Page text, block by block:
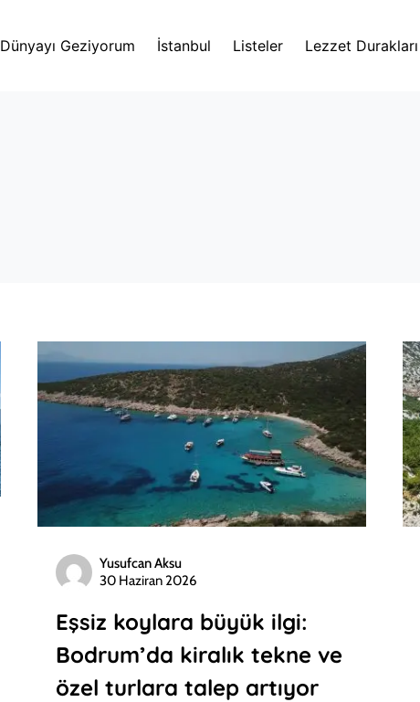
Dünyayı Geziyorum İstanbul Listeler Lezzet Durakları
Yusufcan Aksu
30 Haziran 2026
Eşsiz koylara büyük ilgi:
Bodrum’da kiralık tekne ve
özel turlara talep artıyor